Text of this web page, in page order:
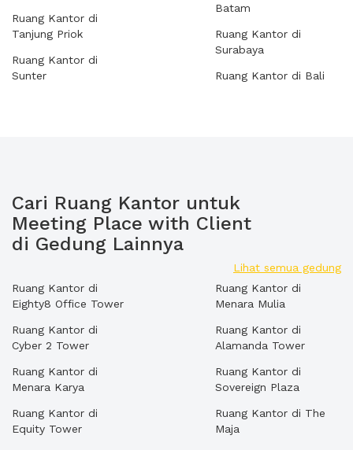
Ruang Kantor di
Tanjung Priok
Ruang Kantor di
Sunter
Batam
Ruang Kantor di
Surabaya
Ruang Kantor di Bali
Cari Ruang Kantor untuk
Meeting Place with Client
di Gedung Lainnya
Lihat semua gedung
Ruang Kantor di
Eighty8 Office Tower
Ruang Kantor di
Cyber 2 Tower
Ruang Kantor di
Menara Karya
Ruang Kantor di
Equity Tower
Ruang Kantor di
Menara Mulia
Ruang Kantor di
Alamanda Tower
Ruang Kantor di
Sovereign Plaza
Ruang Kantor di The
Maja